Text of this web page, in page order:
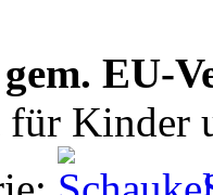
EU-
Kinder